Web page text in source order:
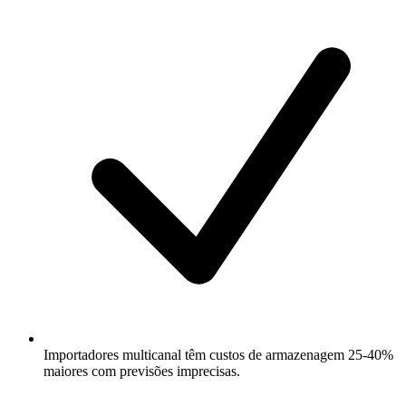
Importadores multicanal têm custos de armazenagem 25-40%
maiores com previsões imprecisas.